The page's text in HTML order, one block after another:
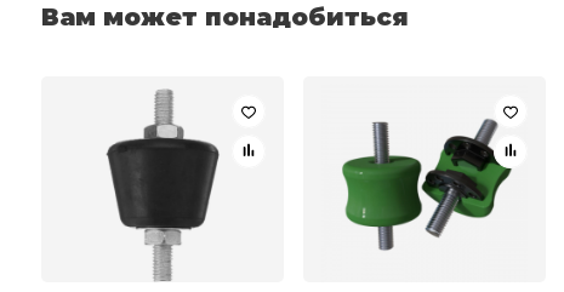
Вам может понадобиться